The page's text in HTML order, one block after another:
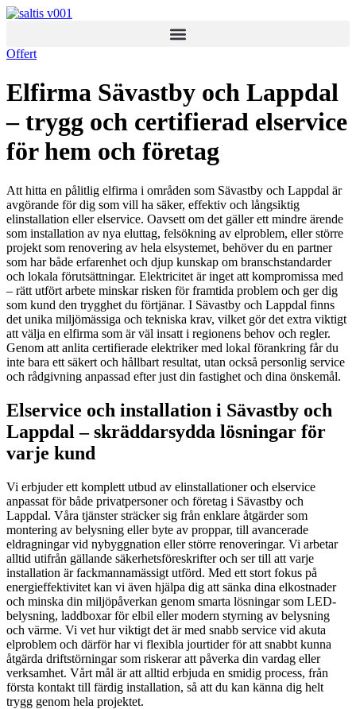
Skip
Offert
Elfirma Sävastby och Lappdal
– trygg och certifierad elservice
för hem och företag
Att hitta en pålitlig elfirma i områden som Sävastby och Lappdal är
avgörande för dig som vill ha säker, effektiv och långsiktig
elinstallation eller elservice. Oavsett om det gäller ett mindre ärende
som installation av nya eluttag, felsökning av elproblem, eller större
projekt som renovering av hela elsystemet, behöver du en partner
som har både erfarenhet och djup kunskap om branschstandarder
och lokala förutsättningar. Elektricitet är inget att kompromissa med
– rätt utfört arbete minskar risken för framtida problem och ger dig
som kund den trygghet du förtjänar. I Sävastby och Lappdal finns
det unika miljömässiga och tekniska krav, vilket gör det extra viktigt
att välja en elfirma som är väl insatt i regionens behov och regler.
Genom att anlita certifierade elektriker med lokal förankring får du
inte bara ett säkert och hållbart resultat, utan också personlig service
och rådgivning anpassad efter just din fastighet och dina önskemål.
Elservice och installation i Sävastby och
Lappdal – skräddarsydda lösningar för
varje kund
Vi erbjuder ett komplett utbud av elinstallationer och elservice
anpassat för både privatpersoner och företag i Sävastby och
Lappdal. Våra tjänster sträcker sig från enklare åtgärder som
montering av belysning eller byte av proppar, till avancerade
eldragningar vid nybyggnation eller större renoveringar. Vi arbetar
alltid utifrån gällande säkerhetsföreskrifter och ser till att varje
installation är fackmannamässigt utförd. Med ett stort fokus på
energieffektivitet kan vi även hjälpa dig att sänka dina elkostnader
och minska din miljöpåverkan genom smarta lösningar som LED-
belysning, laddboxar för elbil eller modern styrning av belysning
och värme. Vi vet hur viktigt det är med snabb service vid akuta
elproblem och därför har vi flexibla jourtider för att snabbt kunna
åtgärda driftstörningar som riskerar att påverka din vardag eller
verksamhet. Vårt mål är att alltid erbjuda en smidig process, från
första kontakt till färdig installation, så att du kan känna dig helt
trygg genom hela projektet.